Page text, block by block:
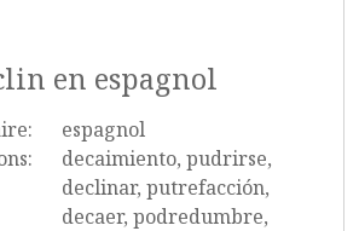
en espagnol
espagnol
decaimiento, pudrirse,
declinar, putrefacción,
decaer, podredumbre,